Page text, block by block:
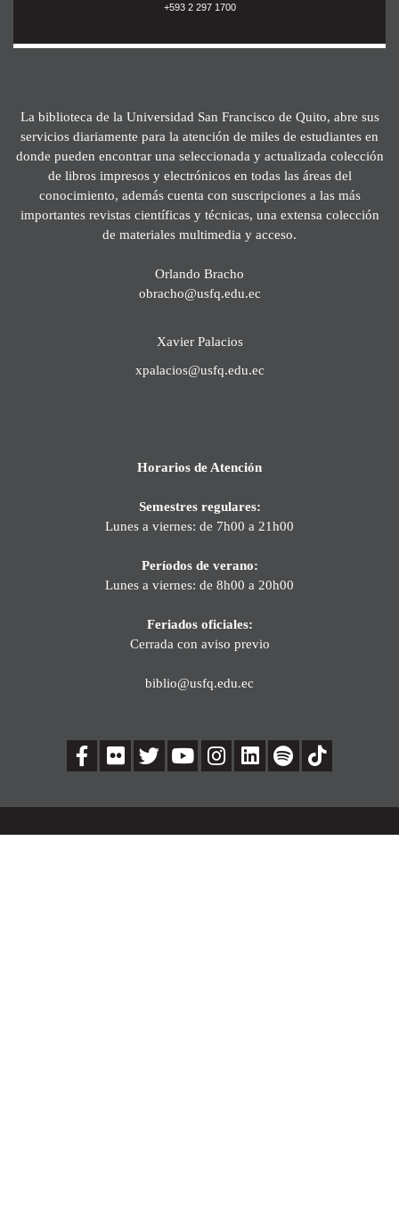
+593 2 297 1700
La biblioteca de la Universidad San Francisco de Quito, abre sus
servicios diariamente para la atención de miles de estudiantes en
donde pueden encontrar una seleccionada y actualizada colección
de libros impresos y electrónicos en todas las áreas del
conocimiento, además cuenta con suscripciones a las más
importantes revistas científicas y técnicas, una extensa colección
de materiales multimedia y acceso.
Orlando Bracho
obracho@usfq.edu.ec
Xavier Palacios
xpalacios@usfq.edu.ec
Horarios de Atención
Semestres regulares:
Lunes a viernes: de 7h00 a 21h00
Períodos de verano:
Lunes a viernes: de 8h00 a 20h00
Feriados oficiales:
Cerrada con aviso previo
biblio@usfq.edu.ec